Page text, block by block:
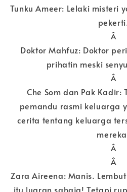
Tunku Ameer: Lelaki misteri
Â
Doktor Mahfuz: Doktor
prihatin meski
Â
Che Som dan Pak Kadir:
pemandu rasmi keluarga
cerita tentang keluarga
Â
Â
Zara Aireena: Manis.
itu luaran sahaja! Tetapi